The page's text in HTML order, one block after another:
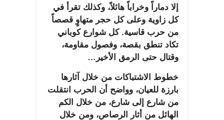
إلا دماراً وخراباً هائلاً، وكذلك تقرأ في
كل زاوية وعلى كل حجر متهاوٍ قصصاً
من حرب قاسية. كل شوارع كوباني
تكاد تنطق بقصة، وفصول مقاومة،
وقتال حتى الرمق الأخير…
خطوط الاشتباكات من خلال آثارها
بارزة للعيان، وواضح أن الحرب انتقلت
من شارع إلى شارع، من خلال الكم
الهائل من أثار الرصاص، ومن خلال